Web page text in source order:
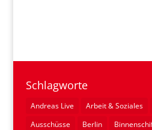
Schlagworte
Andreas Live Arbeit & Soziales
Ausschüsse
Berlin